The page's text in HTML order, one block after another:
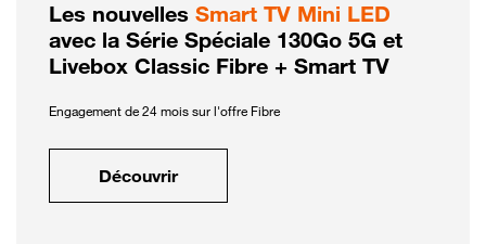
Les nouvelles Smart TV Mini LED
avec la Série Spéciale 130Go 5G et
Livebox Classic Fibre + Smart TV
Engagement de 24 mois sur l'offre Fibre
Découvrir